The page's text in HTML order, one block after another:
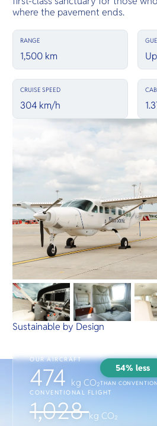
where the pavement ends.
RANGE
1,500 km
CRUISE SPEED
304 km/h
Sustainable by Design
OUR AIRCRAFT
474 kg CO₂
54% less
THAN
CONVENTIONAL FLIGHT
1,028kg CO₂